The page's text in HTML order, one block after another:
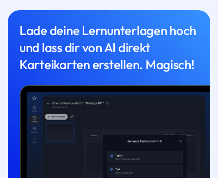
Lade deine Lernunterlagen hoch
und lass dir von AI direkt
Karteikarten erstellen. Magisch!